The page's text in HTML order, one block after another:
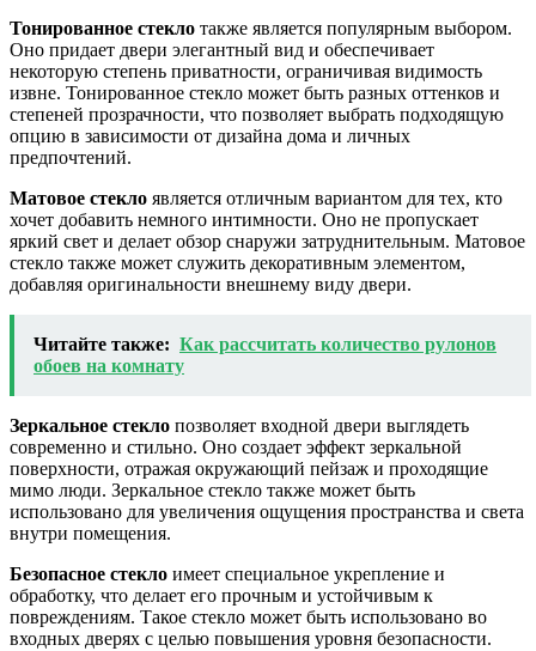
Тонированное стекло также является популярным выбором.
Оно придает двери элегантный вид и обеспечивает
некоторую степень приватности, ограничивая видимость
извне. Тонированное стекло может быть разных оттенков и
степеней прозрачности, что позволяет выбрать подходящую
опцию в зависимости от дизайна дома и личных
предпочтений.
Матовое стекло является отличным вариантом для тех, кто
хочет добавить немного интимности. Оно не пропускает
яркий свет и делает обзор снаружи затруднительным. Матовое
стекло также может служить декоративным элементом,
добавляя оригинальности внешнему виду двери.
Читайте также: Как рассчитать количество рулонов
обоев на комнату
Зеркальное стекло позволяет входной двери выглядеть
современно и стильно. Оно создает эффект зеркальной
поверхности, отражая окружающий пейзаж и проходящие
мимо люди. Зеркальное стекло также может быть
использовано для увеличения ощущения пространства и света
внутри помещения.
Безопасное стекло имеет специальное укрепление и
обработку, что делает его прочным и устойчивым к
повреждениям. Такое стекло может быть использовано во
входных дверях с целью повышения уровня безопасности.